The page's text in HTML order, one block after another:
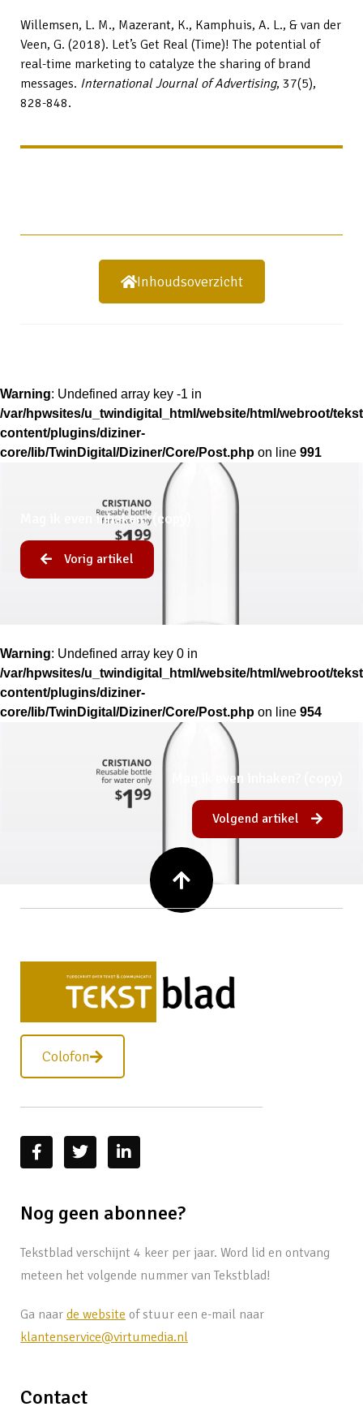
Willemsen, L. M., Mazerant, K., Kamphuis, A. L., & van der
Veen, G. (2018). Let’s Get Real (Time)! The potential of
real-time marketing to catalyze the sharing of brand
messages. International Journal of Advertising, 37(5),
828-848.
Inhoudsoverzicht
Warning: Undefined array key -1 in
/var/hpwsites/u_twindigital_html/website/html/webroot/
content/plugins/diziner-
core/lib/TwinDigital/Diziner/Core/Post.php on line 991
Mag ik even inhaken? (copy)
Vorig artikel
Warning: Undefined array key 0 in
/var/hpwsites/u_twindigital_html/website/html/webroot/
content/plugins/diziner-
core/lib/TwinDigital/Diziner/Core/Post.php on line 954
Mag ik even inhaken? (copy)
Volgend artikel
Colofon
Nog geen abonnee?
Tekstblad verschijnt 4 keer per jaar. Word lid en ontvang
meteen het volgende nummer van Tekstblad!
Ga naar de website of stuur een e-mail naar
klantenservice@virtumedia.nl
Contact